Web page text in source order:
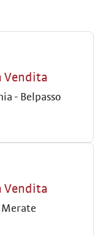
Vendita
- Belpasso
Vendita
Merate